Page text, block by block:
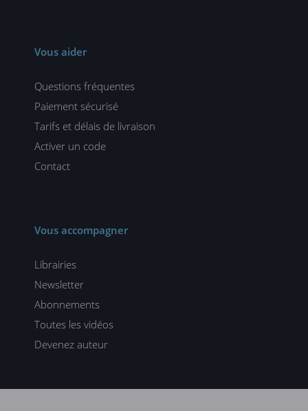
Vous aider
Questions fréquentes
Paiement sécurisé
Tarifs et délais de livraison
Activer un code
Contact
Vous accompagner
Librairies
Newsletter
Abonnements
Toutes les vidéos
Devenez auteur